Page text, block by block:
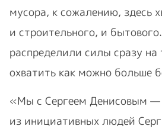
мусора, к сожалению, здесь
и строительного, и
распределили силы сразу
охватить как можно больше
«Мы с Сергеем Денисовым —
из инициативных людей